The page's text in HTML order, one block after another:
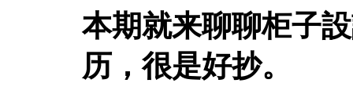
本期就来聊聊柜子
历，很是好抄。